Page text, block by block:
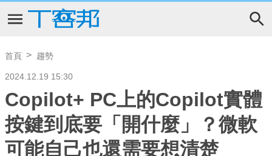
首頁 趨勢
2024.12.19 15:30
Copilot+ PC上的Copilot實體
按鍵到底要「開什麼」？微軟
可能自己也還需要想清楚